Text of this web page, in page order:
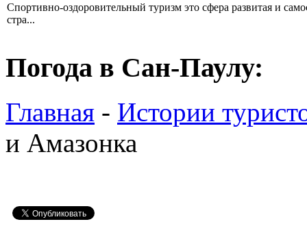
Спортивно-оздоровительный туризм это сфера развитая и
стра...
Погода в Сан-Паулу:
Главная - Истории
и Амазонка